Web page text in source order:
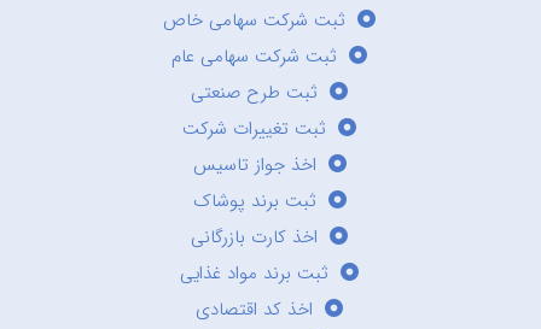
ثبت شرکت سهامی خاص
ثبت شرکت سهامی عام
ثبت طرح صنعتی
ثبت تغییرات شرکت
اخذ جواز تاسیس
ثبت برند پوشاک
اخذ کارت بازرگانی
ثبت برند مواد غذایی
اخذ کد اقتصادی